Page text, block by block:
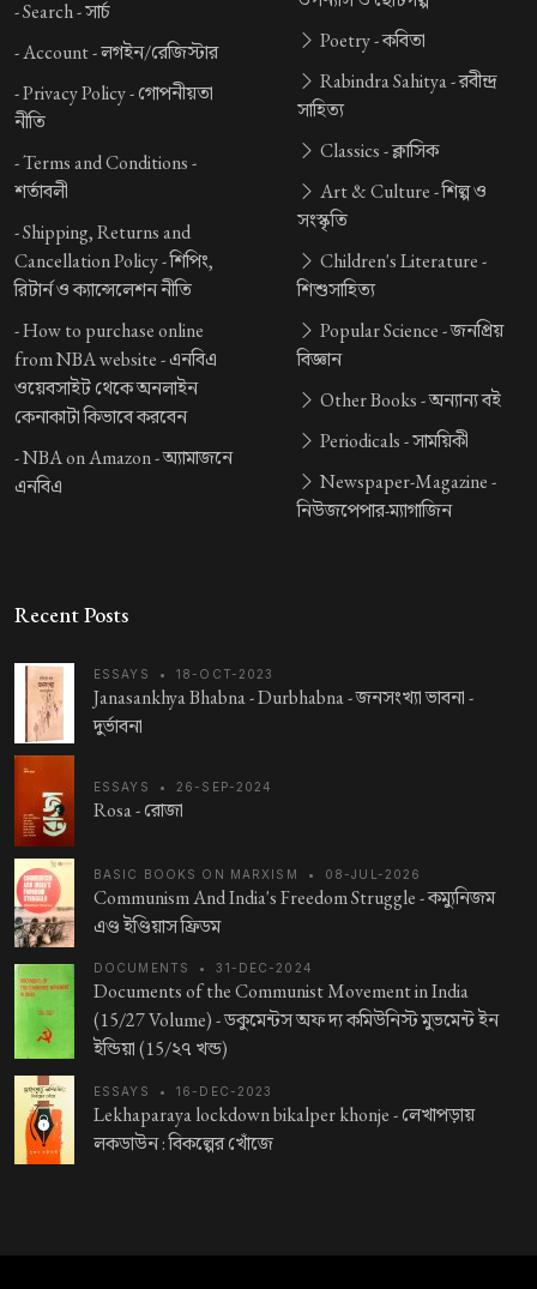
-Search -সার্চ
-Account -লগইন/রেজিস্টার
-Privacy Policy -গোপনীয়তা
নীতি
-Terms and Conditions -
শর্তাবলী
-Shipping, Returns and
Cancellation Policy -শিপিং,
রিটার্ন ও ক্যান্সেলেশন নীতি
-How to purchase online
from NBA website -এনবিএ
ওয়েবসাইট থেকে অনলাইন
কেনাকাটা কিভাবে করবেন
-NBA on Amazon -অ্যামাজনে
এনবিএ
Poetry -কবিতা
Rabindra Sahitya -রবীন্দ্র
সাহিত্য
Classics -ক্লাসিক
Art & Culture -শিল্প ও
সংস্কৃতি
Children's Literature -
শিশুসাহিত্য
Popular Science -জনপ্রিয়
বিজ্ঞান
Other Books -অন্যান্য বই
Periodicals -সাময়িকী
Newspaper-Magazine -
নিউজপেপার-ম্যাগাজিন
Recent Posts
ESSAYS • 18-OCT-2023
Janasankhya Bhabna - Durbhabna -জনসংখ্যা ভাবনা -
দুর্ভাবনা
ESSAYS • 26-SEP-2024
Rosa -রোজা
BASIC BOOKS ON MARXISM • 08-JUL-2026
Communism And India's Freedom Struggle -কম্যুনিজম
এণ্ড ইণ্ডিয়াস ফ্রিডম
DOCUMENTS • 31-DEC-2024
Documents of the Communist Movement in India
(15/27 Volume) -ডকুমেন্টস অফ দ্য কমিউনিস্ট মুভমেন্ট ইন
ইন্ডিয়া (15/২৭ খন্ড)
ESSAYS • 16-DEC-2023
Lekhaparaya lockdown bikalper khonje -লেখাপড়ায়
লকডাউন : বিকল্পের খোঁজে